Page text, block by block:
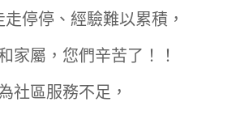
停停、經驗難以累積，
家屬，您們辛苦了！！
社區服務不足，